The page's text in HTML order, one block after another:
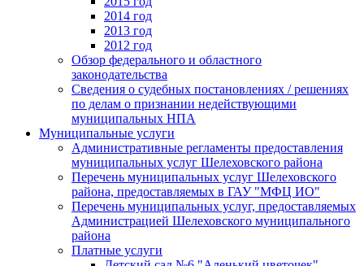
2014 год
2013 год
2012 год
Обзор федерального и областного
законодательства
Сведения о судебных постановлениях / решениях
по делам о признании недействующими
муниципальных НПА
Муниципальные услуги
Административные регламенты предоставления
муниципальных услуг Шелеховского района
Перечень муниципальных услуг Шелеховского
района, предоставляемых в ГАУ "МФЦ ИО"
Перечень муниципальных услуг, предоставляемых
Администрацией Шелеховского муниципального
района
Платные услуги